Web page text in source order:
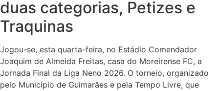
duas categorias, Petizes e
Traquinas
Jogou-se, esta quarta-feira, no Estádio Comendador
Joaquim de Almeida Freitas, casa do Moreirense FC, a
Jornada Final da Liga Neno 2026. O torneio, organizado
pelo Município de Guimarães e pela Tempo Livre, que